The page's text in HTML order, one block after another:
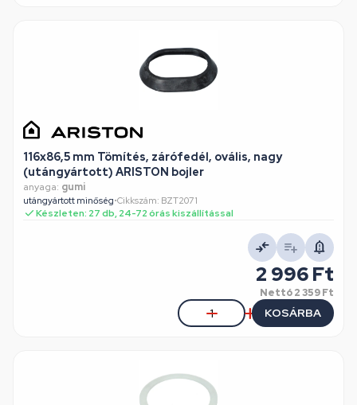
116x86,5 mm Tömítés, zárófedél, ovális, nagy
(utángyártott) ARISTON bojler
anyaga: gumi
utángyártott minőség•Cikkszám: BZT2071
Készleten: 27 db, 24-72 órás kiszállítással
2 996 Ft
Nettó2 359 Ft
KOSÁRBA